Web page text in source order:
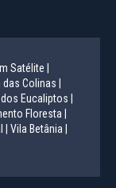
Satélite |
Colinas |
Eucaliptos |
Floresta |
Vila Betânia |